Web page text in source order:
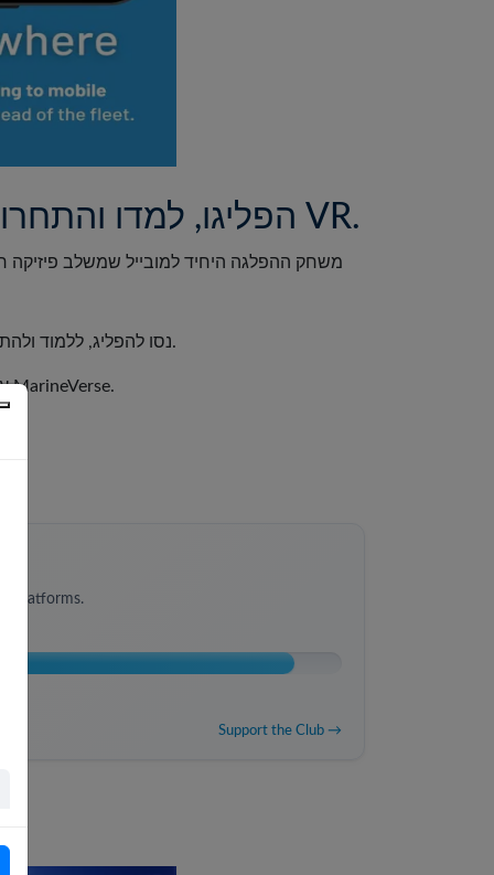
הפליגו, למדו והתחרו במובייל—שליטה במגע + משחק חוצה פלטפורמות חלק עם VR.
נסו להפליג, ללמוד ולהתחרות במקומות הפלגה איקוניים. שלטו במגוון סירות מפרש בעזרת שליטה אינטואיטיבית במגע.
שחקו בטלפון או בטאבלט Android או ב-iPhone או ב-iPad עם אפליקציית המובייל של MarineVerse.
platforms.
Support the Club →